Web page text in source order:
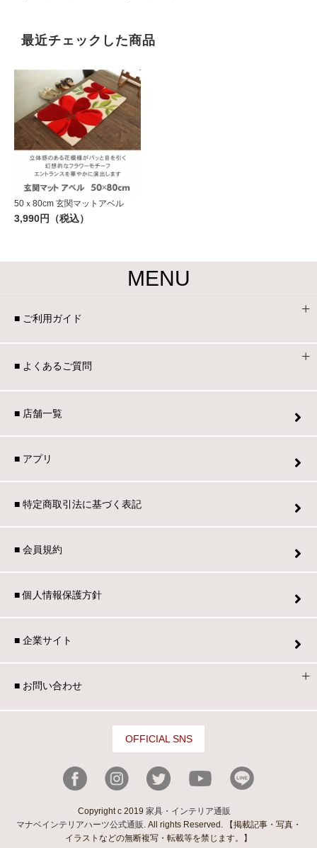
最近チェックした商品
50ｘ80cm 玄関マットアベル
3,990円（税込）
MENU
■ ご利用ガイド
■ よくあるご質問
■ 店舗一覧
■ アプリ
■ 特定商取引法に基づく表記
■ 会員規約
■ 個人情報保護方針
■ 企業サイト
■ お問い合わせ
OFFICIAL SNS
Copyright c 2019 家具・インテリア通販
マナベインテリアハーツ公式通販 . All rights Reserved. 【掲載記事・写真・
イラストなどの無断複写・転載等を禁じます。】